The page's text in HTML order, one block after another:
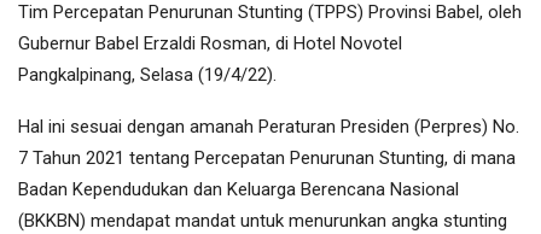
Tim Percepatan Penurunan Stunting (TPPS) Provinsi Babel, oleh
Gubernur Babel Erzaldi Rosman, di Hotel Novotel
Pangkalpinang, Selasa (19/4/22).
Hal ini sesuai dengan amanah Peraturan Presiden (Perpres) No.
7 Tahun 2021 tentang Percepatan Penurunan Stunting, di mana
Badan Kependudukan dan Keluarga Berencana Nasional
(BKKBN) mendapat mandat untuk menurunkan angka stunting